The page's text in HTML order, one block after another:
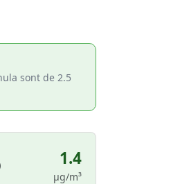
sont de 2.5
1.4
µg/m³